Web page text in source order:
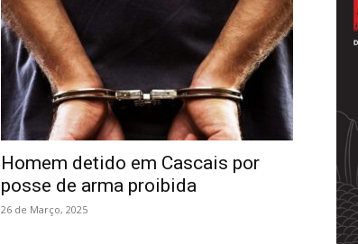
Homem detido em Cascais por
posse de arma proibida
26 de Março, 2025